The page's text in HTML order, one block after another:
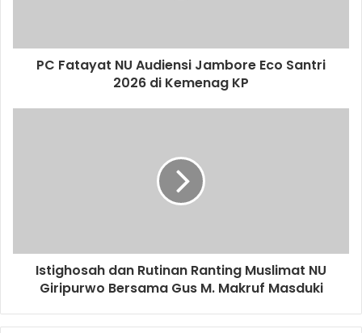
PC Fatayat NU Audiensi Jambore Eco Santri
2026 di Kemenag KP
Istighosah dan Rutinan Ranting Muslimat NU
Giripurwo Bersama Gus M. Makruf Masduki